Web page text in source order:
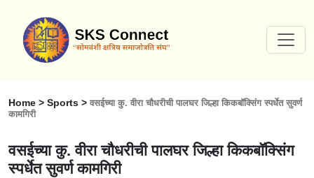
Home > Sports > वसईच्या कु. वीरा चौधरीची पालघर जिल्हा किकबॉक्सिंग स्पर्धेत सुवर्ण
कामगिरी
वसईच्या कु. वीरा चौधरीची पालघर जिल्हा किकबॉक्सिंग
स्पर्धेत सुवर्ण कामगिरी